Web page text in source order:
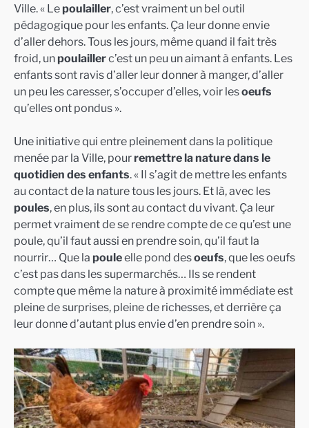
Ville. « Le poulailler, c’est vraiment un bel outil
pédagogique pour les enfants. Ça leur donne envie
d’aller dehors. Tous les jours, même quand il fait très
froid, un poulaillerc’est un peu un aimant à enfants. Les
enfants sont ravis d’aller leur donner à manger, d’aller
un peu les caresser, s’occuper d’elles, voir lesoeufs
qu’elles ont pondus ».
Une initiative qui entre pleinement dans la politique
menée par la Ville, pour remettre la nature dans le
quotidien des enfants. « Il s’agit de mettre les enfants
au contact de la nature tous les jours. Et là, avec les
poules, en plus, ils sont au contact du vivant. Ça leur
permet vraiment de se rendre compte de ce qu’est une
poule, qu’il faut aussi en prendre soin, qu’il faut la
nourrir… Que la pouleelle pond desoeufs, que les oeufs
c’est pas dans les supermarchés… Ils se rendent
compte que même la nature à proximité immédiate est
pleine de surprises, pleine de richesses, et derrière ça
leur donne d’autant plus envie d’en prendre soin ».